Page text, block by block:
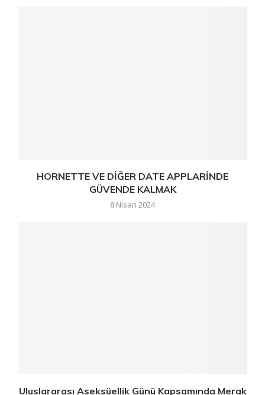
HORNETTE VE DİĞER DATE APPLARİNDE
GÜVENDE KALMAK
8 Nisan 2024
Uluslararası Aseksüellik Günü Kapsamında Merak